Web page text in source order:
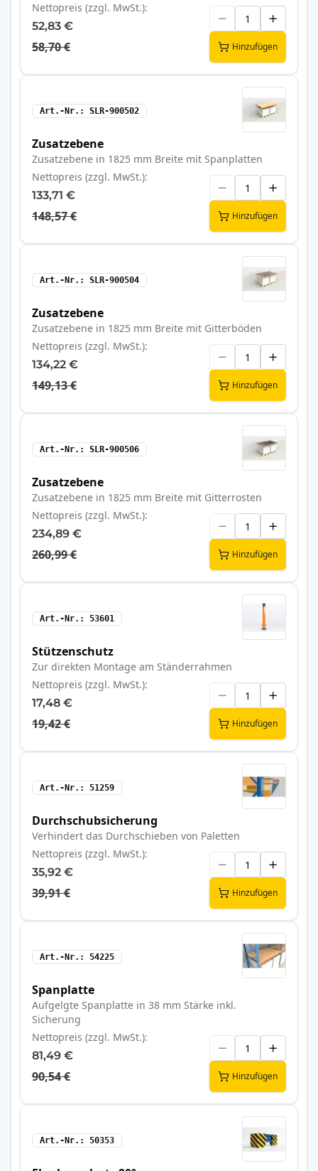
Nettopreis (zzgl. MwSt.)
52,83 €
58,70 € Hinzufügen
Art.-Nr. SLR-900502
Zusatzebene
Zusatzebene in 1825 mm Breite mit Spanplatten
Nettopreis (zzgl. MwSt.)
133,71 €
148,57 € Hinzufügen
Art.-Nr. SLR-900504
Zusatzebene
Zusatzebene in 1825 mm Breite mit Gitterböden
Nettopreis (zzgl. MwSt.)
134,22 €
149,13 € Hinzufügen
Art.-Nr. SLR-900506
Zusatzebene
Zusatzebene in 1825 mm Breite mit Gitterrosten
Nettopreis (zzgl. MwSt.)
234,89 €
260,99 € Hinzufügen
Art.-Nr. 53601
Stützenschutz
Zur direkten Montage am Ständerrahmen
Nettopreis (zzgl. MwSt.)
17,48 €
19,42 € Hinzufügen
Art.-Nr. 51259
Durchschubsicherung
Verhindert das Durchschieben von Paletten
Nettopreis (zzgl. MwSt.)
35,92 €
39,91 € Hinzufügen
Art.-Nr. 54225
Spanplatte
Aufgelgte Spanplatte in 38 mm Stärke inkl.
Sicherung
Nettopreis (zzgl. MwSt.)
81,49 €
90,54 € Hinzufügen
Art.-Nr. 50353